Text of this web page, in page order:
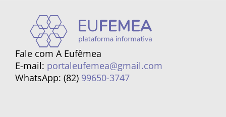
Fale com A Eufêmea
E-mail: portaleufemea@gmail.com
WhatsApp: (82) 99650-3747